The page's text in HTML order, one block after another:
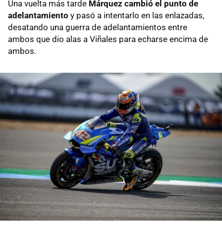
Una vuelta más tarde Márquez cambió el punto de
adelantamiento y pasó a intentarlo en las enlazadas,
desatando una guerra de adelantamientos entre
ambos que dio alas a Viñales para echarse encima de
ambos.